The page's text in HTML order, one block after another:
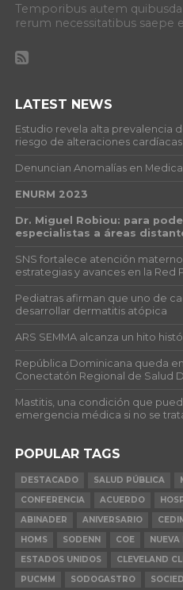
Temporibus autem
rerum necessitatibus saepe
LATEST NEWS
Estudio revela alta prevalencia
riesgo de alteraciones
Denuncian Anomalías en
ENURM 2023
Dr. Miguel Robiou: para
especialistas a áreas
SNS fortalece atención
estrategias y avances en la Red
Pediatras afirman que uno de
desarrollar dermatitis atópica
ARS SEMMA alcanza un hito
República Dominicana queda
Conectatón Regional de Salud
Mastitis, una condición que
emergencia médica si no se
POPULAR TAGS
DESTACADO SALUD PÚBLICA
CONFERENCIA
ACUERDO
ABINADER
ANIVERSARIO
HOMS
SODENN COE NUEVA
ESTADOS UNIDOS
CLEVELAND
PUCMM
SODOGASTRO